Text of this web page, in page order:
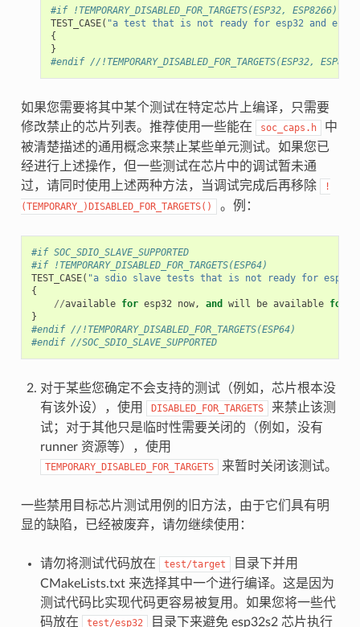
#if !TEMPORARY_DISABLED_FOR_TARGETS(ESP32, ESP8266)
TEST_CASE( "a test that is not ready for esp32 and
{
}
#endif //!TEMPORARY_DISABLED_FOR_TARGETS(ESP32,
如果您需要将其中某个测试在特定芯片上编译，只需要
修改禁止的芯片列表。推荐使用一些能在
soc_caps.h
中
被清楚描述的通用概念来禁止某些单元测试。如果您已
经进行上述操作，但一些测试在芯片中的调试暂未通
过，请同时使用上述两种方法，当调试完成后再移除
!
(TEMPORARY_)DISABLED_FOR_TARGETS()
。例：
#if SOC_SDIO_SLAVE_SUPPORTED
#if !TEMPORARY_DISABLED_FOR_TARGETS(ESP64)
TEST_CASE( "a sdio slave tests that is not ready for esp64
{
//available for esp32 now, and will be available for
}
#endif //!TEMPORARY_DISABLED_FOR_TARGETS(ESP64)
#endif //SOC_SDIO_SLAVE_SUPPORTED
对于某些您确定不会支持的测试（例如，芯片根本没
有该外设），使用
DISABLED_FOR_TARGETS
来禁止该测
试；对于其他只是临时性需要关闭的（例如，没有
runner 资源等），使用
TEMPORARY_DISABLED_FOR_TARGETS 来暂时关闭该测试。
一些禁用目标芯片测试用例的旧方法，由于它们具有明
显的缺陷，已经被废弃，请勿继续使用：
请勿将测试代码放在 test/target
目录下并用
CMakeLists.txt 来选择其中一个进行编译。这是因为
测试代码比实现代码更容易被复用。如果您将一些代
码放在
test/esp32
目录下来避免 esp32s2 芯片执行